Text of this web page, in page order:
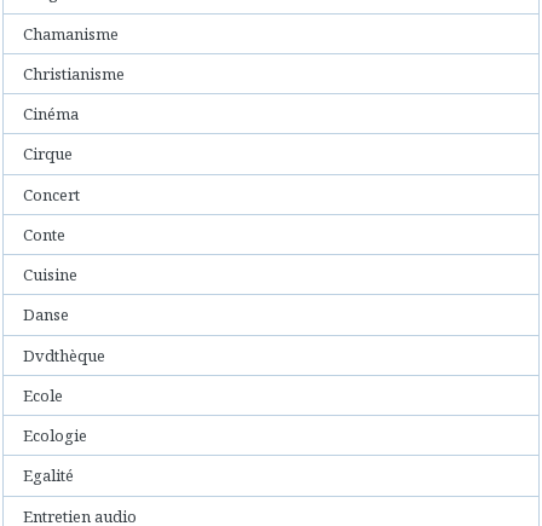
Chamanisme
Christianisme
Cinéma
Cirque
Concert
Conte
Cuisine
Danse
Dvdthèque
Ecole
Ecologie
Egalité
Entretien audio